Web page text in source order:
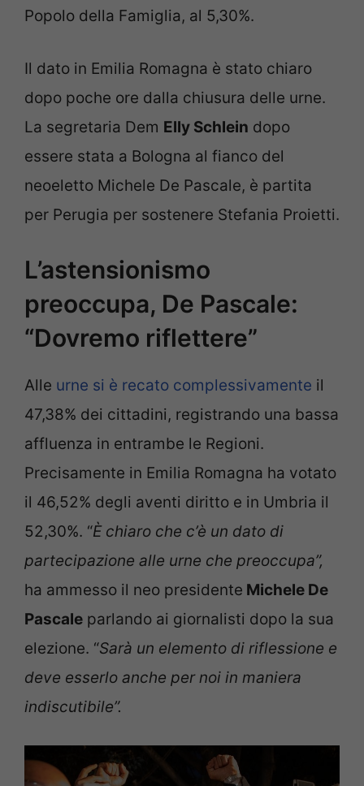
Popolo della Famiglia, al 5,30%.
Il dato in Emilia Romagna è stato chiaro
dopo poche ore dalla chiusura delle urne.
La segretaria Dem Elly Schlein dopo
essere stata a Bologna al fianco del
neoeletto Michele De Pascale, è partita
per Perugia per sostenere Stefania Proietti.
L’astensionismo
preoccupa, De Pascale:
“Dovremo riflettere”
Alle urne si è recato complessivamente il
47,38% dei cittadini, registrando una bassa
affluenza in entrambe le Regioni.
Precisamente in Emilia Romagna ha votato
il 46,52% degli aventi diritto e in Umbria il
52,30%. “È chiaro che c’è un dato di
partecipazione alle urne che preoccupa”,
ha ammesso il neo presidente Michele De
Pascale parlando ai giornalisti dopo la sua
elezione. “Sarà un elemento di riflessione e
deve esserlo anche per noi in maniera
indiscutibile”.